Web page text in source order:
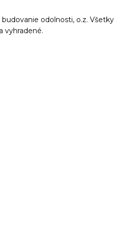
odolnosti, o.z. Všetky
vyhradené.